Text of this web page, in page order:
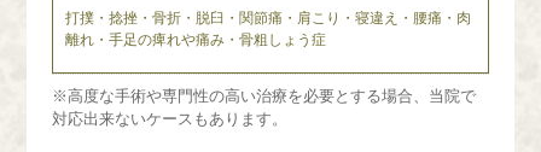
打撲・捻挫・骨折・脱臼・関節痛・肩こり・寝違え・腰痛・肉
離れ・手足の痺れや痛み・骨粗しょう症
※高度な手術や専門性の高い治療を必要とする場合、当院で
対応出来ないケースもあります。